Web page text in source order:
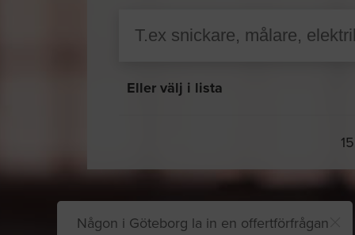
Eller välj i lista
Någon i Göteborg la in en offertförfrågan